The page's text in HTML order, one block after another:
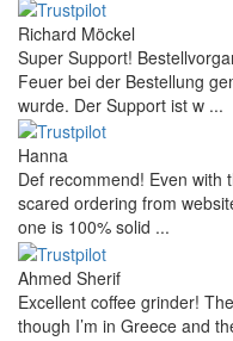
Richard Möckel
Super Support!
Feuer bei der Bestellung
wurde. Der Support ist w ...
Hanna
Def recommend! Even with
scared ordering from
one is 100% solid ...
Ahmed Sherif
Excellent coffee grinder!
though I’m in Greece and